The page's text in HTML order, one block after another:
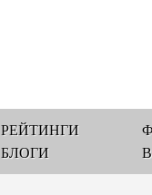
РЕЙТИНГИ
БЛОГИ